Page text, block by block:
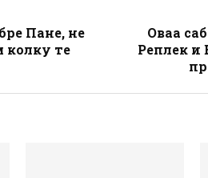
Пане, не
колку те
Оваа
Реплек и